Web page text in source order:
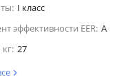
I класс
эффективности EER: A
кг: 27